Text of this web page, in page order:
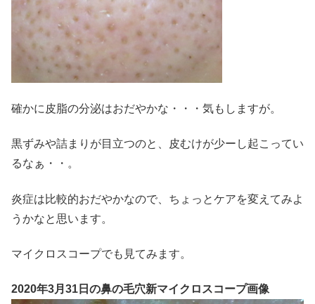
確かに皮脂の分泌はおだやかな・・・気もしますが。
黒ずみや詰まりが目立つのと、皮むけが少ーし起こってい
るなぁ・・。
炎症は比較的おだやかなので、ちょっとケアを変えてみよ
うかなと思います。
マイクロスコープでも見てみます。
2020年3月31日の鼻の毛穴新マイクロスコープ画像